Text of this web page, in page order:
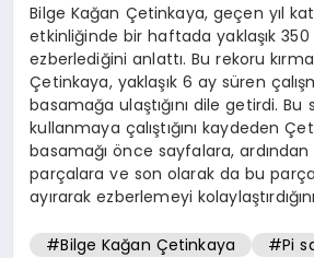
Bilge Kağan Çetinkaya, geçen yıl
etkinliğinde bir haftada yaklaşık
ezberlediğini anlattı. Bu rekoru
Çetinkaya, yaklaşık 6 ay süren
basamağa ulaştığını dile getirdi. Bu
kullanmaya çalıştığını kaydeden
basamağı önce sayfalara,
parçalara ve son olarak da bu
ayırarak ezberlemeyi
#Bilge Kağan Çetinkaya #Pi